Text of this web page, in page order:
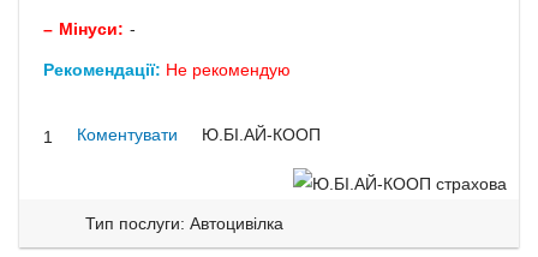
Мінуси: -
Рекомендації: Не рекомендую
1 Коментувати Ю.БІ.АЙ-КООП
Тип послуги: Автоцивілка